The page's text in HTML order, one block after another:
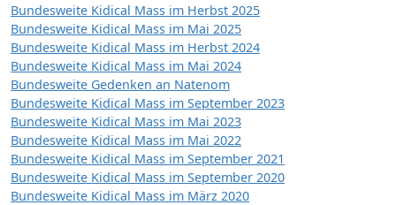
Bundesweite Kidical Mass im Herbst 2025
Bundesweite Kidical Mass im Mai 2025
Bundesweite Kidical Mass im Herbst 2024
Bundesweite Kidical Mass im Mai 2024
Bundesweite Gedenken an Natenom
Bundesweite Kidical Mass im September 2023
Bundesweite Kidical Mass im Mai 2023
Bundesweite Kidical Mass im Mai 2022
Bundesweite Kidical Mass im September 2021
Bundesweite Kidical Mass im September 2020
Bundesweite Kidical Mass im März 2020